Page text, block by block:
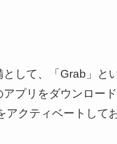
として、「Grab」と
プリをダウンロード
アクティベートして